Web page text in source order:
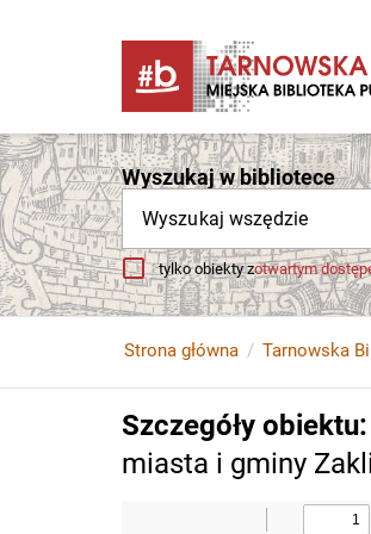
Wyszukaj w bibliotece
Wyszukaj wszędzie
tylko obiekty zotwartym
Strona główna Tarnowska
Szczegóły obiektu:
miasta i gminy